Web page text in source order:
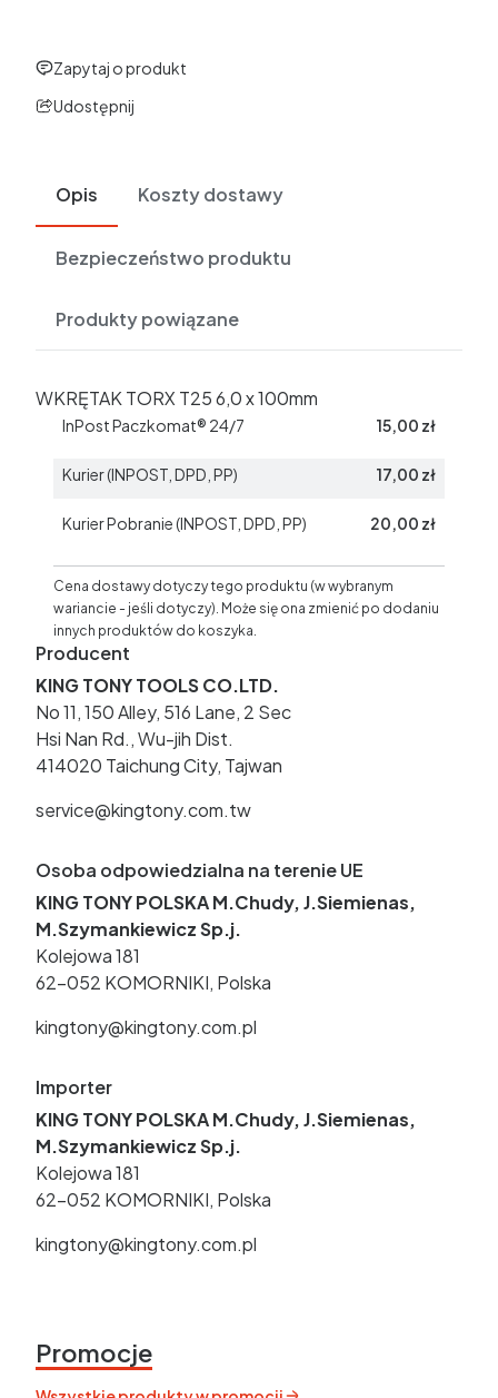
Zapytaj o produkt
Udostępnij
Opis Koszty dostawy
Bezpieczeństwo produktu
Produkty powiązane
WKRĘTAK TORX T25 6,0 x 100mm
InPost Paczkomat® 24/7 15,00 zł
Kurier (INPOST, DPD, PP) 17,00 zł
Kurier Pobranie (INPOST, DPD, PP) 20,00 zł
Cena dostawy dotyczy tego produktu (w wybranym
wariancie - jeśli dotyczy). Może się ona zmienić po dodaniu
innych produktów do koszyka.
Producent
KING TONY TOOLS CO.LTD.
No 11, 150 Alley, 516 Lane, 2 Sec
Hsi Nan Rd., Wu-jih Dist.
414020 Taichung City, Tajwan
service@kingtony.com.tw
Osoba odpowiedzialna na terenie UE
KING TONY POLSKA M.Chudy, J.Siemienas,
M.Szymankiewicz Sp.j.
Kolejowa 181
62-052 KOMORNIKI, Polska
kingtony@kingtony.com.pl
Importer
KING TONY POLSKA M.Chudy, J.Siemienas,
M.Szymankiewicz Sp.j.
Kolejowa 181
62-052 KOMORNIKI, Polska
kingtony@kingtony.com.pl
Promocje